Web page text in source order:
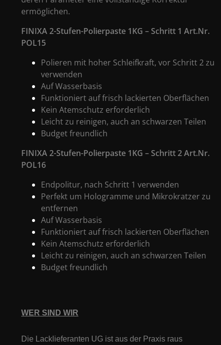
ermöglichen.
FINIXA 2-Stufen-Polierpaste 1KG – Schritt 1 Art.Nr.
POL15
Polieren mit hoher Schleifkraft, vor Schritt 2 zu
verwenden
Auf Wasserbasis
Funktioniert auf frisch lackierten Oberflächen
Kein Atemschutz erforderlich
Leicht zu reinigen, auch an schwarzen Teilen
Budget freundlich
FINIXA 2-Stufen-Polierpaste 1KG – Schritt 2 Art.Nr.
POL16
Endpolitur, nach Schritt 1 verwenden
Perfekt um Hologramme und Mikrokratzer zu
entfernen
Auf Wasserbasis
Funktioniert auf frisch lackierten Oberflächen
Kein Atemschutz erforderlich
Leicht zu reinigen, auch an schwarzen Teilen
Budget freundlich
WER SIND WIR
Die Lacklieferanten UG ist aus der Praxis raus